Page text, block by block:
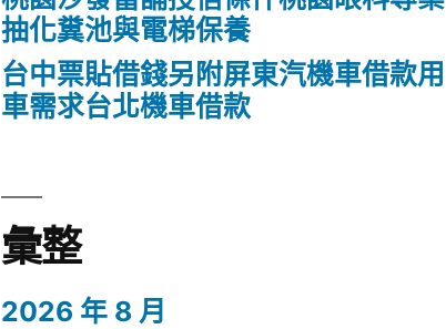
抽化糞池與電梯保養
台中票貼借錢另附屏東汽機車借款用
車需求台北機車借款
彙整
2026 年 8 月